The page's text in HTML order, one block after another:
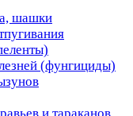
шашки
(фунгициды)